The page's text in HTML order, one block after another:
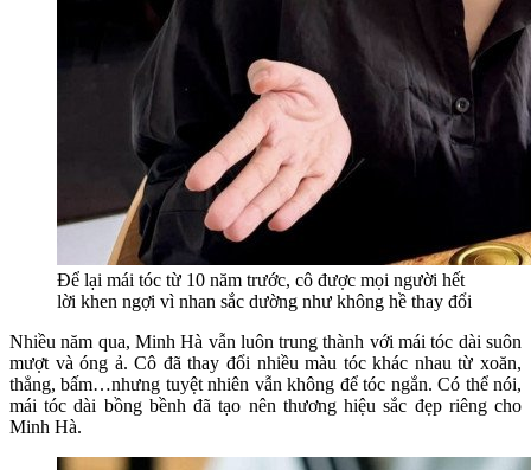
Để lại mái tóc từ 10 năm trước, cô được mọi người hết
lời khen ngợi vì nhan sắc dường như không hề thay đổi
Nhiều năm qua, Minh Hà vẫn luôn trung thành với mái tóc dài suôn
mượt và óng ả. Cô đã thay đổi nhiều màu tóc khác nhau từ xoăn,
thẳng, bấm…nhưng tuyệt nhiên vẫn không để tóc ngắn. Có thể nói,
mái tóc dài bồng bềnh đã tạo nên thương hiệu sắc đẹp riêng cho
Minh Hà.